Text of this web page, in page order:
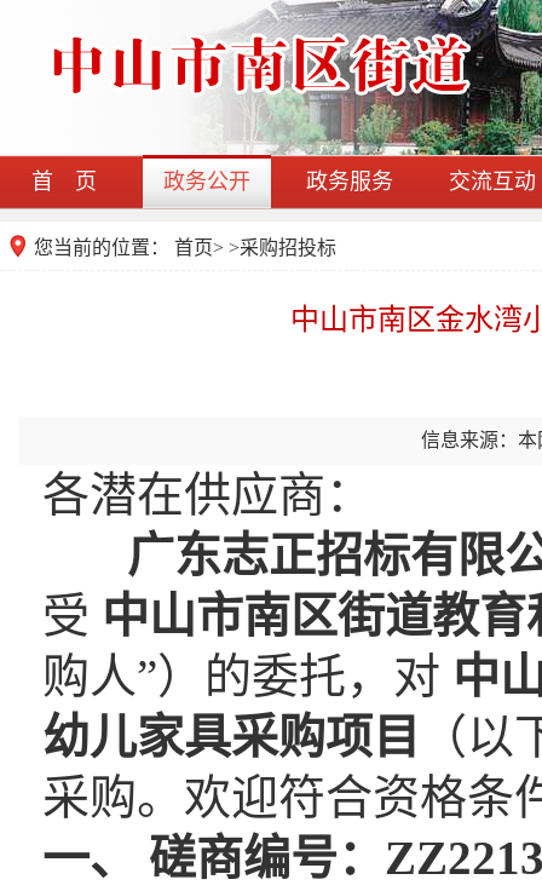
首 页 政务公开 政务服务 交流互动
您当前的位置： 首页> >采购招投标
中山市南区金水湾
信息来源：本
各潜在供应商：
广东志正招标有限
受 中山市南区街道教
购人”）的委托，对 中
幼儿家具采购项目
（
采购。欢迎符合资格条
一、 磋商编号：